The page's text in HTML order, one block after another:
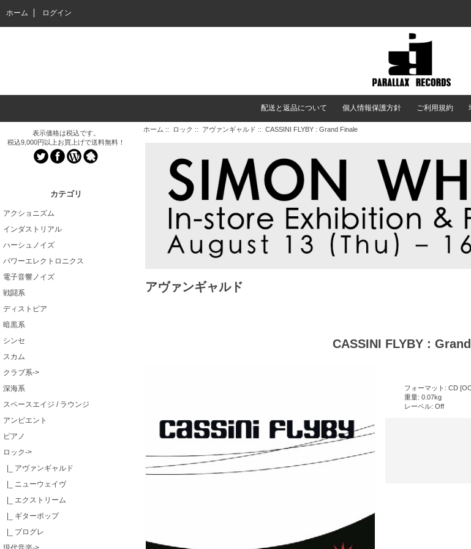
ホーム ログイン
配送と返品について 個人情報保護方針 ご利用規約
表示価格は税込です。
税込9,000円以上お買上げで送料無料！
カテゴリ
アクショニズム
インダストリアル
ハーシュノイズ
パワーエレクトロニクス
電子音響ノイズ
戦闘系
ディストピア
暗黒系
シンセ
スカム
クラブ系->
深海系
スペースエイジ / ラウンジ
アンビエント
ピアノ
ロック->
|_ アヴァンギャルド
|_ ニューウェイヴ
|_ エクストリーム
|_ ギターポップ
|_ プログレ
ホーム :: ロック :: アヴァンギャルド :: CASSINI FLYBY : Grand Finale
アヴァンギャルド
CASSINI FLYBY :
フォーマット: CD
重量: 0.07kg
レーベル: Off